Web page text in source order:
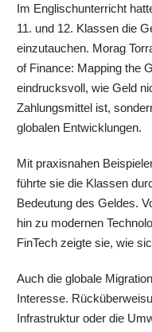
Im Englischunterricht
11. und 12. Klassen die
einzutauchen. Morag
of Finance: Mapping the
eindrucksvoll, wie Geld
Zahlungsmittel ist,
globalen Entwicklungen.
Mit praxisnahen
führte sie die Klassen
Bedeutung des Geldes.
hin zu modernen
FinTech zeigte sie, wie
Auch die globale
Interesse.
Infrastruktur oder die